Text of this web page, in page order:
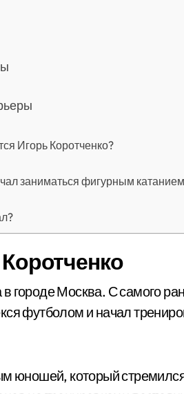
Игорь Коротченко?
заниматься фигурным
городе Москва. С самого
футболом и начал
юношей, который